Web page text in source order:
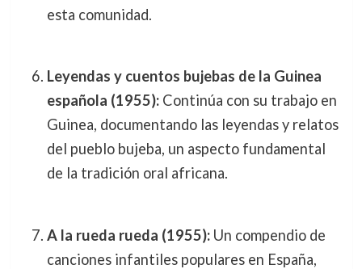
esta comunidad.
Leyendas y cuentos bujebas de la Guinea
española (1955):Continúa con su trabajo en
Guinea, documentando las leyendas y relatos
del pueblo bujeba, un aspecto fundamental
de la tradición oral africana.
A la rueda rueda (1955):Un compendio de
canciones infantiles populares en España,